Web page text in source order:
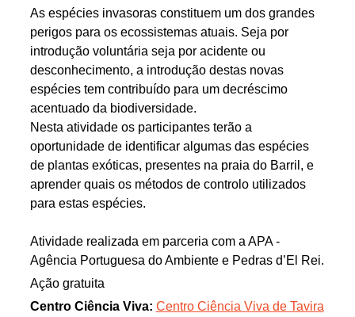
As espécies invasoras constituem um dos grandes
perigos para os ecossistemas atuais. Seja por
introdução voluntária seja por acidente ou
desconhecimento, a introdução destas novas
espécies tem contribuído para um decréscimo
acentuado da biodiversidade.
Nesta atividade os participantes terão a
oportunidade de identificar algumas das espécies
de plantas exóticas, presentes na praia do Barril, e
aprender quais os métodos de controlo utilizados
para estas espécies.
Atividade realizada em parceria com a APA -
Agência Portuguesa do Ambiente e Pedras d’El Rei.
Ação gratuita
Centro Ciência Viva: Centro Ciência Viva de Tavira